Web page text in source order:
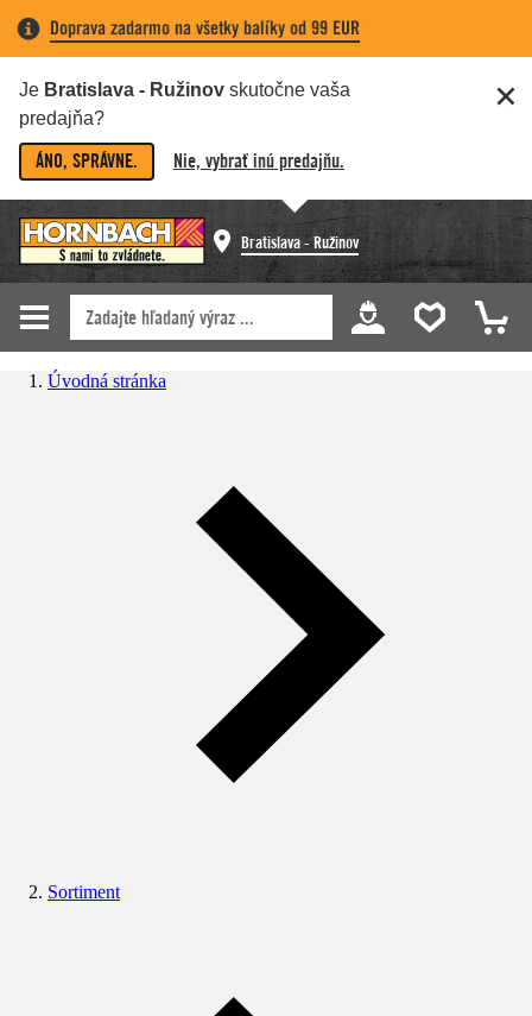
Doprava zadarmo na všetky balíky od 99 EUR
Je Bratislava - Ružinov skutočne vaša
predajňa?
ÁNO, SPRÁVNE. Nie, vybrať inú predajňu.
Bratislava - Ružinov
Úvodná stránka
Sortiment